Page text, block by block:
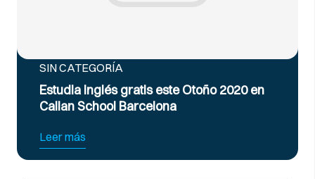
SIN CATEGORÍA
Estudia inglés gratis este Otoño 2020 en
Callan School Barcelona
Leer más